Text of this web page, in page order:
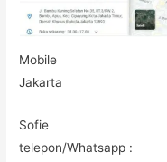
Mobile
Jakarta
Sofie
telepon/Whatsapp :